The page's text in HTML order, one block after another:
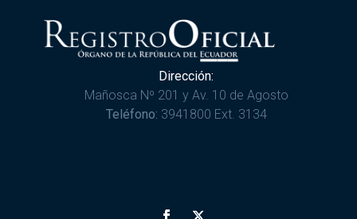
Dirección:
Mañosca Nº 201 y Av. 10 de Agosto
Teléfono: 3941800 Ext. 3134